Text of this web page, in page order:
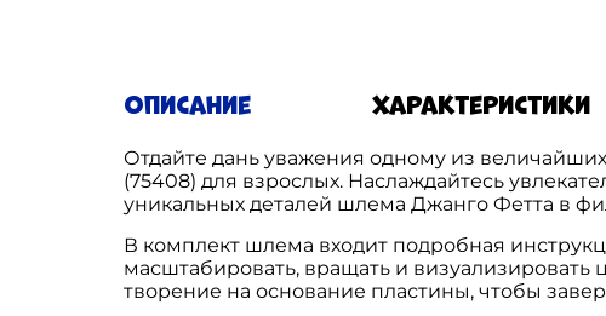
Описание Характеристики
Отдайте дань уважения одному из
(75408) для взрослых. Наслаждайтесь
уникальных деталей шлема Джанго Фетта в
В комплект шлема входит подробная
масштабировать, вращать и
творение на основание пластины, чтобы